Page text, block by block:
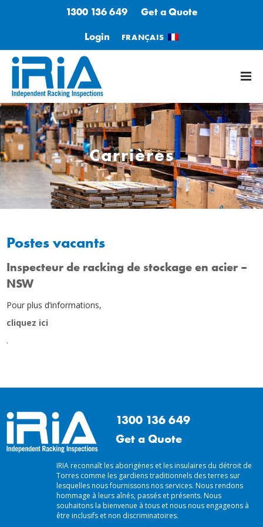
1300 136 649
Get a Quote
Login
FRANÇAIS
Carrières
Postes vacants
Inspecteur de racking de stockage en acier –
NSW
Pour plus d’informations,
cliquez ici
.
1300 136 649
Get a Quote
IRIA reconnaît les aborigènes et les insulaires du détroit de
Torres comme les gardiens traditionnels des terres sur
lesquelles nous fournissons nos services. Nous rendons
hommage à leurs aînés, passés et présents. Nous
souhaitons la bienvenue à tous et nous nous engageons à
être inclusifs et non discriminatoires.